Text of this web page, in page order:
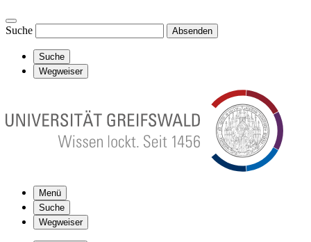
Suche Absenden
Suche
Wegweiser
Menü
Suche
Wegweiser